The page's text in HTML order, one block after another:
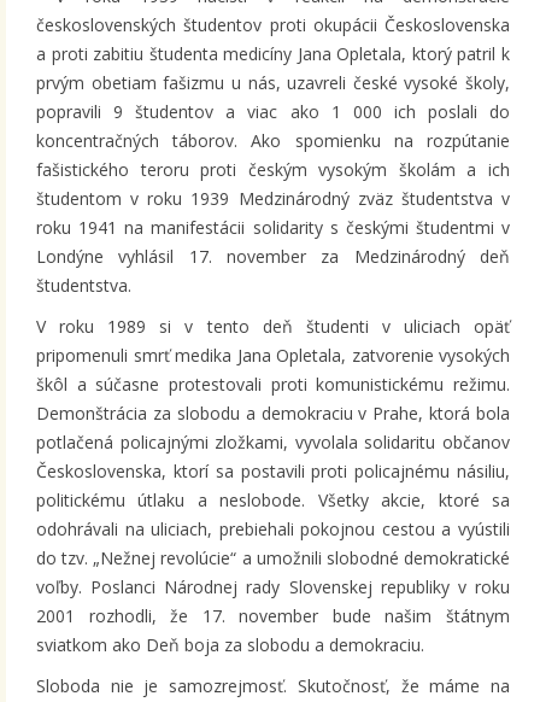
československých študentov proti okupácii Československa
a proti zabitiu študenta medicíny Jana Opletala, ktorý patril k
prvým obetiam fašizmu u nás, uzavreli české vysoké školy,
popravili 9 študentov a viac ako 1 000 ich poslali do
koncentračných táborov. Ako spomienku na rozpútanie
fašistického teroru proti českým vysokým školám a ich
študentom v roku 1939 Medzinárodný zväz študentstva v
roku 1941 na manifestácii solidarity s českými študentmi v
Londýne vyhlásil 17. november za Medzinárodný deň
študentstva.
V roku 1989 si v tento deň študenti v uliciach opäť
pripomenuli smrť medika Jana Opletala, zatvorenie vysokých
škôl a súčasne protestovali proti komunistickému režimu.
Demonštrácia za slobodu a demokraciu v Prahe, ktorá bola
potlačená policajnými zložkami, vyvolala solidaritu občanov
Československa, ktorí sa postavili proti policajnému násiliu,
politickému útlaku a neslobode. Všetky akcie, ktoré sa
odohrávali na uliciach, prebiehali pokojnou cestou a vyústili
do tzv. „Nežnej revolúcie“ a umožnili slobodné demokratické
voľby. Poslanci Národnej rady Slovenskej republiky v roku
2001 rozhodli, že 17. november bude našim štátnym
sviatkom ako Deň boja za slobodu a demokraciu.
Sloboda nie je samozrejmosť. Skutočnosť, že máme na